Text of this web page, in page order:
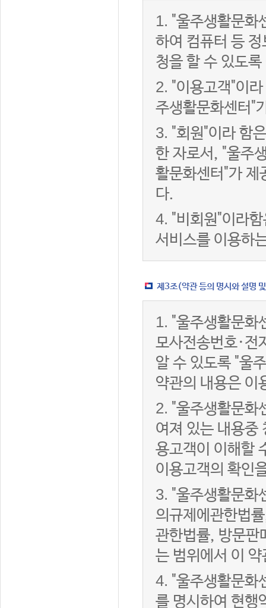
1. "울주생활문화
하여 컴퓨터 등
청을 할 수 있도
2. "이용고객"이
주생활문화센터"
3. "회원"이라 함
한 자로서, "울주
활문화센터"가 제
다.
4. "비회원"이라
서비스를 이용하
제3조(약관 등의 명시와 설명
1. "울주생활문화
모사전송번호·전
알 수 있도록 "울
약관의 내용은 이
2. "울주생활문화
여져 있는 내용중
용고객이 이해할
이용고객의 확인
3. "울주생활문화
의규제에관한법
관한법률, 방문판
는 범위에서 이
4. "울주생활문화
를 명시하여 현행